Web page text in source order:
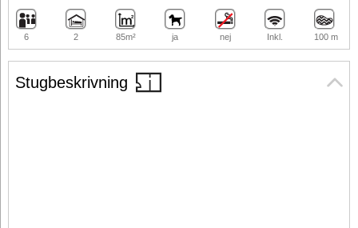
Stugbeskrivning
6 2 85m² ja nej Inkl. 100 m